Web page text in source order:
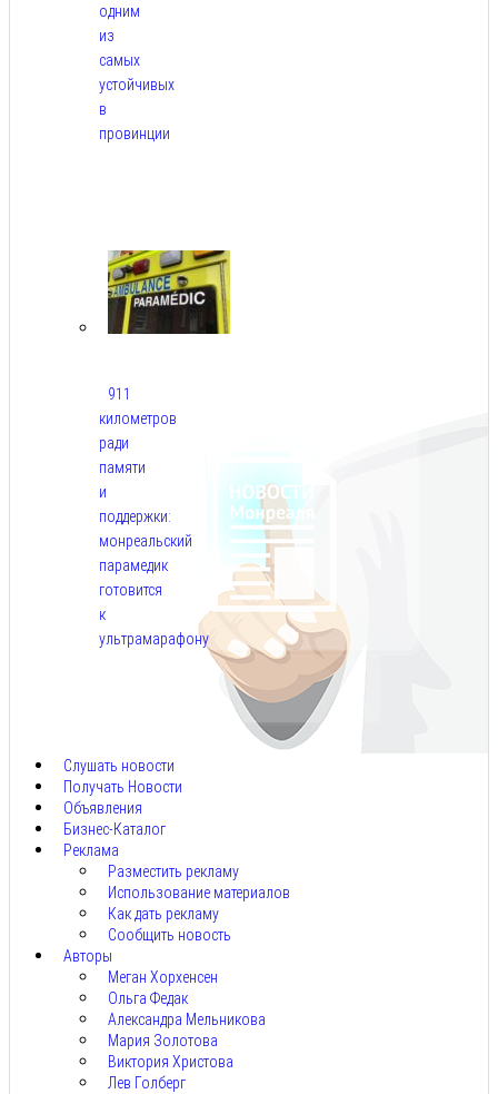
одним
из
самых
устойчивых
в
провинции
911
километров
ради
памяти
и
поддержки:
монреальский
парамедик
готовится
к
ультрамарафону
Слушать новости
Получать Новости
Объявления
Бизнес-Каталог
Реклама
Разместить рекламу
Использование материалов
Как дать рекламу
Сообщить новость
Авторы
Меган Хорхенсен
Ольга Федак
Александра Мельникова
Мария Золотова
Виктория Христова
Лев Голберг